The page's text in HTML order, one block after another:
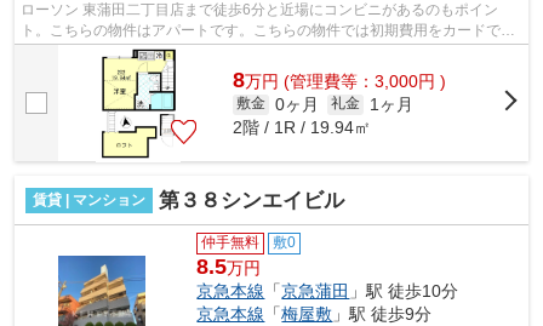
ローソン 東蒲田二丁目店まで徒歩6分と近場にコンビニがあるのもポイン
ト。こちらの物件はアパートです。こちらの物件では初期費用をカードでお
支払いいただけます。最上階の物件です...
8万円 (管理費等：3,000円 )
敷金 0ヶ月 礼金
1ヶ月
2階 / 1R / 19.94㎡
賃貸 | マンション 第３８シンエイビル
仲手無料 敷0
8.5万円
京急本線 「京急蒲田 」駅 徒歩10分
京急本線 「梅屋敷 」駅 徒歩9分